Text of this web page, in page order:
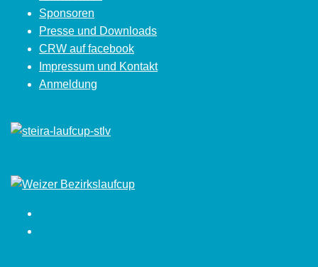
Sponsoren
Presse und Downloads
CRW auf facebook
Impressum und Kontakt
Anmeldung